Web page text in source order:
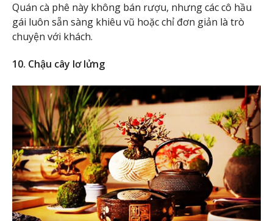
Quán cà phê này không bán rượu, nhưng các cô hầu
gái luôn sẵn sàng khiêu vũ hoặc chỉ đơn giản là trò
chuyện với khách.
10. Chậu cây lơ lửng